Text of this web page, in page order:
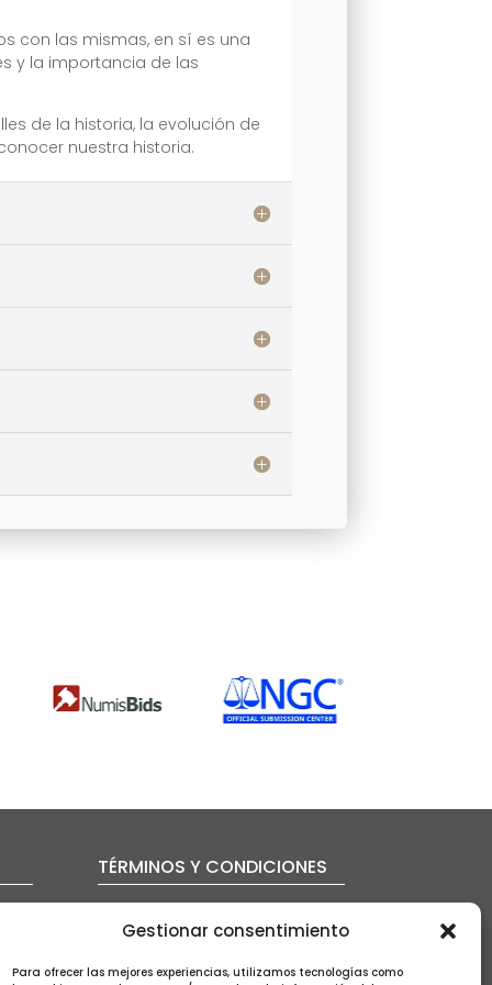
Gestionar consentimiento
Para ofrecer las mejores experiencias, utilizamos tecnologías como
con las mismas, en sí es una
y la importancia de las
de la historia, la evolución de
nuestra historia.
TÉRMINOS Y CONDICIONES
Condiciones de la subasta